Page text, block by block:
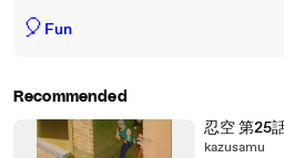
🎈 Fun
Recommended
忍空 第25
kazusamu